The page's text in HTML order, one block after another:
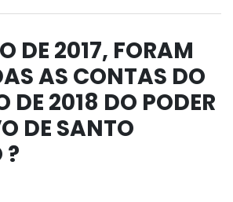
DE 2017, FORAM
AS CONTAS DO
DE 2018 DO PODER
DE SANTO
?